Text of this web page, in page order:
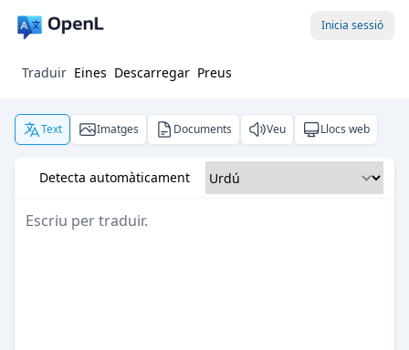
Inicia sessió
Traduir Eines Descarregar Preus
Text Imatges Documents Veu Llocs web
Detecta automàticament